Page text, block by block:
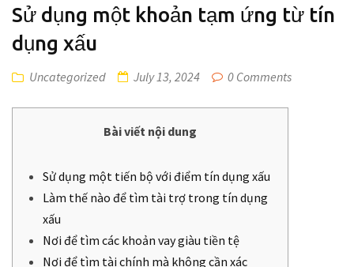
Sử dụng một khoản tạm ứng từ tín
dụng xấu
Uncategorized July 13, 2024 0 Comments
Bài viết nội dung
Sử dụng một tiến bộ với điểm tín dụng xấu
Làm thế nào để tìm tài trợ trong tín dụng
xấu
Nơi để tìm các khoản vay giàu tiền tệ
Nơi để tìm tài chính mà không cần xác